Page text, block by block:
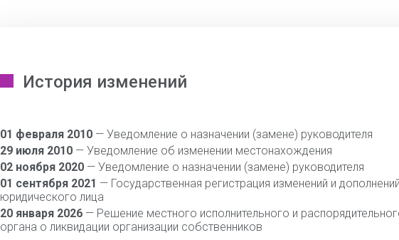
История изменений
01 февраля 2010— Уведомление о назначении (замене) руководителя
29 июля 2010— Уведомление об изменении местонахождения
02 ноября 2020— Уведомление о назначении (замене) руководителя
01 сентября 2021 — Государственная регистрация изменений и
юридического лица
20 января 2026— Решение местного исполнительного и
органа о ликвидации организации собственников